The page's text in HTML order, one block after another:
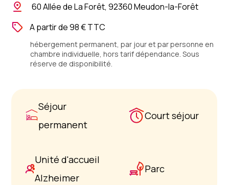
60 Allée de La Forêt, 92360 Meudon-la-Forêt
A partir de 98 € TTC
hébergement permanent, par jour et par personne en
chambre individuelle, hors tarif dépendance. Sous
réserve de disponibilité.
Séjour
permanent
Court séjour
Unité d'accueil
Alzheimer
Parc